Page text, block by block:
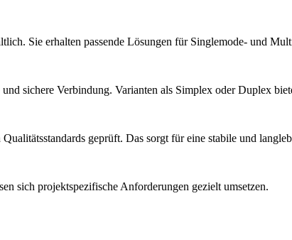
Sie erhalten passende Lösungen für Singlemode- und
sichere Verbindung. Varianten als Simplex oder Duplex
geprüft. Das sorgt für eine stabile und
sich projektspezifische Anforderungen gezielt umsetzen.